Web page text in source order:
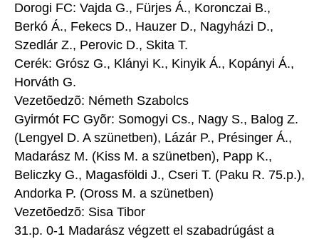
Dorogi FC: Vajda G., Fürjes Á., Koronczai B.,
Berkó Á., Fekecs D., Hauzer D., Nagyházi D.,
Szedlár Z., Perovic D., Skita T.
Cerék: Grósz G., Klányi K., Kinyik Á., Kopányi Á.,
Horváth G.
Vezetõedzõ: Németh Szabolcs
Gyirmót FC Gyõr: Somogyi Cs., Nagy S., Balog Z.
(Lengyel D. A szünetben), Lázár P., Présinger Á.,
Madarász M. (Kiss M. a szünetben), Papp K.,
Beliczky G., Magasföldi J., Cseri T. (Paku R. 75.p.),
Andorka P. (Oross M. a szünetben)
Vezetõedzõ: Sisa Tibor
31.p. 0-1 Madarász végzett el szabadrúgást a